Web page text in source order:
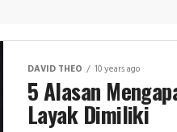
DAVID THEO 10 years ago
5 Alasan
Layak Dimiliki